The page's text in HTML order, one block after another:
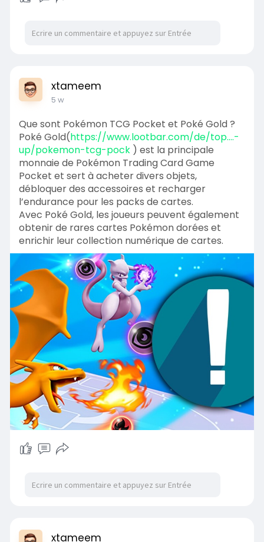
xtameem
5 w
Que sont Pokémon TCG Pocket et Poké Gold ?
Poké Gold(https://www.lootbar.com/de/top....-
up/pokemon-tcg-pock) est la principale
monnaie de Pokémon Trading Card Game
Pocket et sert à acheter divers objets,
débloquer des accessoires et recharger
l’endurance pour les packs de cartes.
Avec Poké Gold, les joueurs peuvent également
obtenir de rares cartes Pokémon dorées et
enrichir leur collection numérique de cartes.
xtameem